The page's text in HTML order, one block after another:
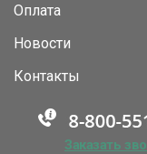
Оплата
Новости
Контакты
Заказать